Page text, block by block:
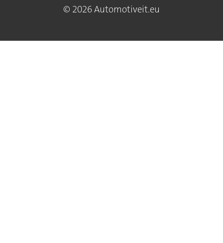
© 2026 Automotiveit.eu